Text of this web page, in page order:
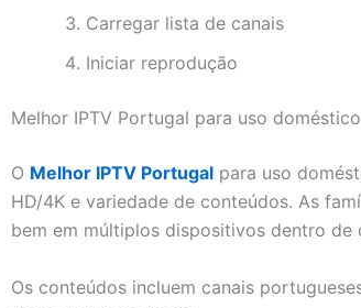
Carregar lista de canais
Iniciar reprodução
Melhor IPTV Portugal para uso doméstico
O Melhor IPTV Portugal para uso
HD/4K e variedade de conteúdos. As
bem em múltiplos dispositivos dentro de
Os conteúdos incluem canais